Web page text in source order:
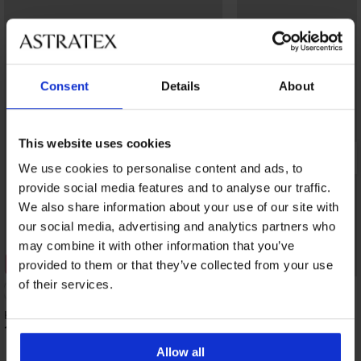
Consent Details About
This website uses cookies
We use cookies to personalise content and ads, to
provide social media features and to analyse our traffic.
We also share information about your use of our site with
our social media, advertising and analytics partners who
may combine it with other information that you’ve
provided to them or that they’ve collected from your use
of their services.
Allow all
3+1 GRATIS
Klassieke slip Pola kant
14,99 €
3+1 GRATIS
Slip Bianca klassiek
13,99 €